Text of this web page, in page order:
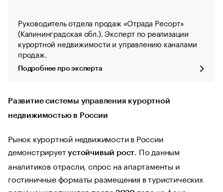
Руководитель отдела продаж «Отрада Ресорт»
(Калининградская обл.). Эксперт по реализации
курортной недвижимости и управлению каналами
продаж.
Подробнее про эксперта
Развитие системы управления курортной
недвижимостью в России
Рынок курортной недвижимости в России
демонстрируетустойчивый рост. По данным
аналитиков отрасли, спрос на апартаменты и
гостиничные форматы размещения в туристических